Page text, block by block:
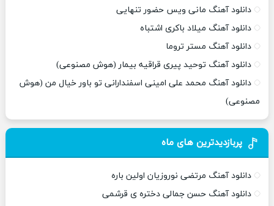
دانلود آهنگ مانی ویس حضور تنهایی
دانلود آهنگ میلاد باکری اشتباه
دانلود آهنگ مستر تروما
دانلود آهنگ توحید پیری قراقیه بیمار (هوش مصنوعی)
دانلود آهنگ محمد علی امینی اسفندارانی تو باور خیال من (هوش
مصنوعی)
پربازدیدترین های ماه
دانلود آهنگ مرتضی نوروزیان اولین باره
دانلود آهنگ حسن جمالی دختره ی قرشمی